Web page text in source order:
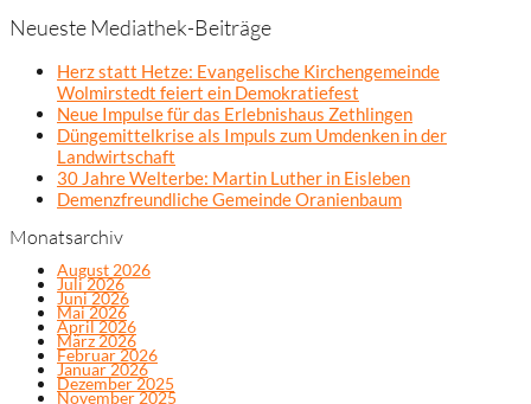
Neueste Mediathek-Beiträge
Herz statt Hetze: Evangelische Kirchengemeinde
Wolmirstedt feiert ein Demokratiefest
Neue Impulse für das Erlebnishaus Zethlingen
Düngemittelkrise als Impuls zum Umdenken in der
Landwirtschaft
30 Jahre Welterbe: Martin Luther in Eisleben
Demenzfreundliche Gemeinde Oranienbaum
Monatsarchiv
August 2026
Juli 2026
Juni 2026
Mai 2026
April 2026
März 2026
Februar 2026
Januar 2026
Dezember 2025
November 2025